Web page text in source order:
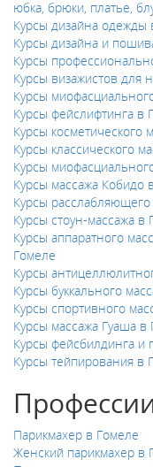
юбка, брюки, платье,
Курсы дизайна одежды
Курсы дизайна и
Курсы
Курсы визажистов для
Курсы
Курсы фейслифтинга в
Курсы косметического
Курсы классического
Курсы
Курсы массажа Кобидо
Курсы
Курсы стоун-массажа в
Курсы аппаратного
Гомеле
Курсы
Курсы буккального
Курсы спортивного
Курсы массажа Гуаша в
Курсы фейсбилдинга и
Курсы тейпирования в
Парикмахер в Гомеле
Женский парикмахер в